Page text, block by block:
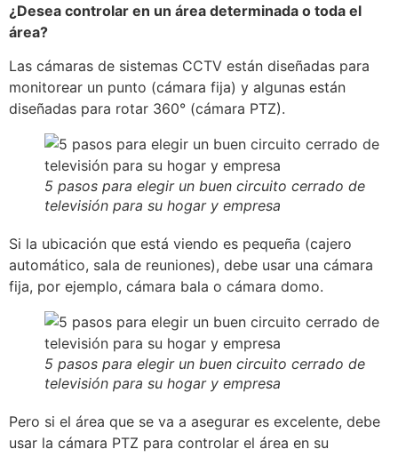
¿Desea controlar en un área determinada o toda el
área?
Las cámaras de sistemas CCTV están diseñadas para
monitorear un punto (cámara fija) y algunas están
diseñadas para rotar 360° (cámara PTZ).
5 pasos para elegir un buen circuito cerrado de
televisión para su hogar y empresa
Si la ubicación que está viendo es pequeña (cajero
automático, sala de reuniones), debe usar una cámara
fija, por ejemplo, cámara bala o cámara domo.
5 pasos para elegir un buen circuito cerrado de
televisión para su hogar y empresa
Pero si el área que se va a asegurar es excelente, debe
usar la cámara PTZ para controlar el área en su